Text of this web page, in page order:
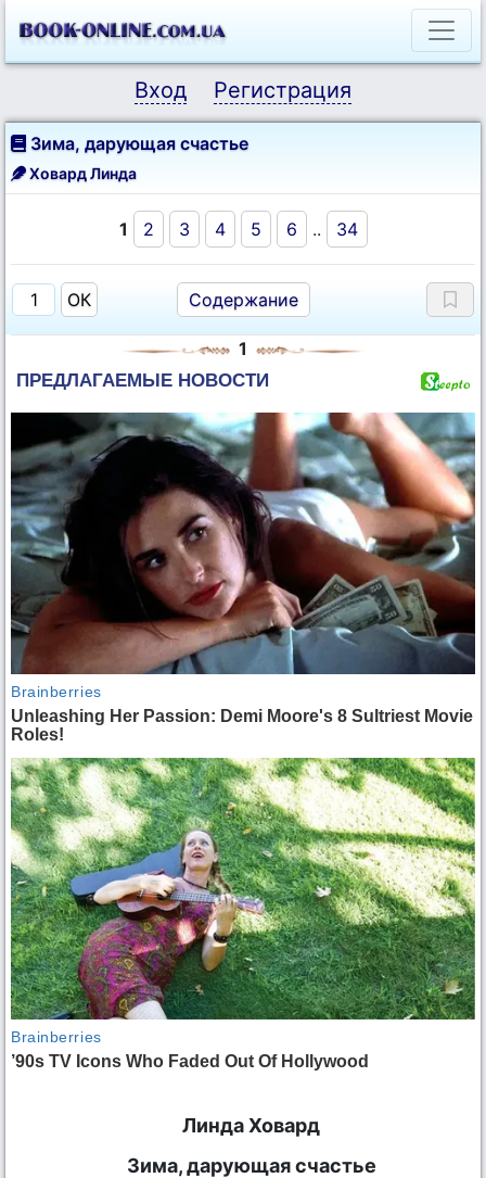
Вход Регистрация
Зима, дарующая счастье
Ховард Линда
1 2 3 4 5 6 .. 34
Содержание
1
Линда Ховард
Зима, дарующая счастье